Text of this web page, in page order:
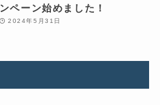
ンペーン始めました！
2024年5月31日